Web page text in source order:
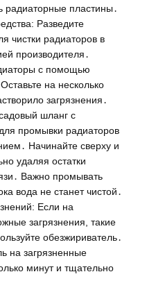
радиаторные пластины․
Разведите
чистки радиаторов в
производителя․
с помощью
на несколько
загрязнения․
шланг с
промывки радиаторов
Начинайте сверху и
удаляя остатки
Важно промывать
вода не станет чистой․
Если на
загрязнения, такие
обезжириватель․
на загрязненные
минут и тщательно